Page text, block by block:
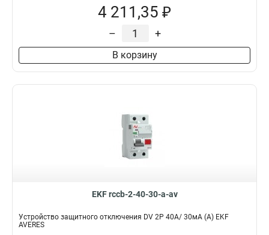
4 211,35 ₽
– +
В корзину
EKF rccb-2-40-30-a-av
Устройство защитного отключения DV 2P 40А/ 30мА (A) EKF
AVERES